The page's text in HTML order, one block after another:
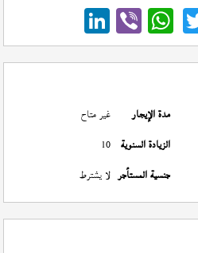
مدة الإيجار
غير متاح
الزيادة السنوية 10
جنسية المستأجر لا يشترط